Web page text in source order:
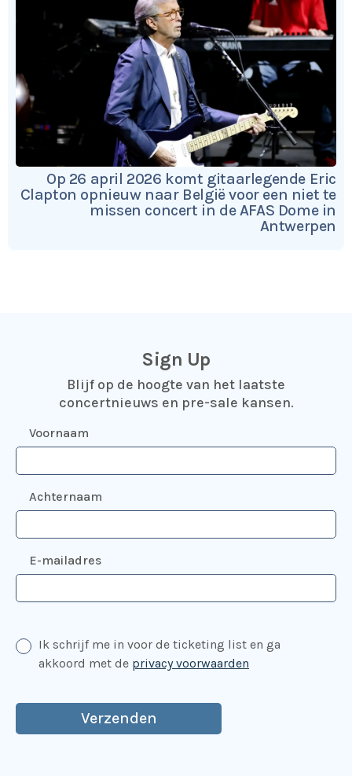
Op 26 april 2026 komt gitaarlegende Eric
Clapton opnieuw naar België voor een niet te
missen concert in de AFAS Dome in
Antwerpen
Sign Up
Blijf op de hoogte van het laatste
concertnieuws en pre-sale kansen.
Voornaam
Achternaam
E-mailadres
Ik schrijf me in voor de ticketing list en ga
akkoord met de privacy voorwaarden